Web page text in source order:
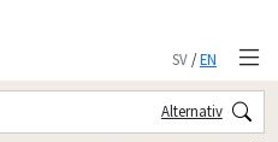
SV/EN
Alternativ